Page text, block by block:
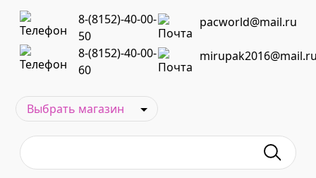
8-(8152)-40-00-
50
pacworld@mail.ru
8-(8152)-40-00-
60